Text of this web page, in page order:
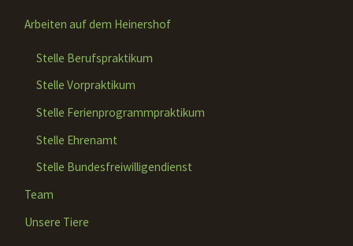
Arbeiten auf dem Heinershof
Stelle Berufspraktikum
Stelle Vorpraktikum
Stelle Ferienprogrammpraktikum
Stelle Ehrenamt
Stelle Bundesfreiwilligendienst
Team
Unsere Tiere